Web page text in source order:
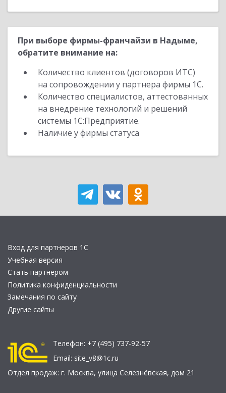
При выборе фирмы-франчайзи в Надыме,
обратите внимание на:
Количество клиентов (договоров ИТС)
на сопровождении у партнера фирмы 1С.
Количество специалистов, аттестованных
на внедрение технологий и решений
системы 1С:Предприятие.
Наличие у фирмы статуса
Вход для партнеров 1С
Учебная версия
Стать партнером
Политика конфиденциальности
Замечания по сайту
Другие сайты
Телефон: +7 (495) 737-92-57
Email: site_v8@1c.ru
Отдел продаж: г. Москва, улица Селезнёвская, дом 21